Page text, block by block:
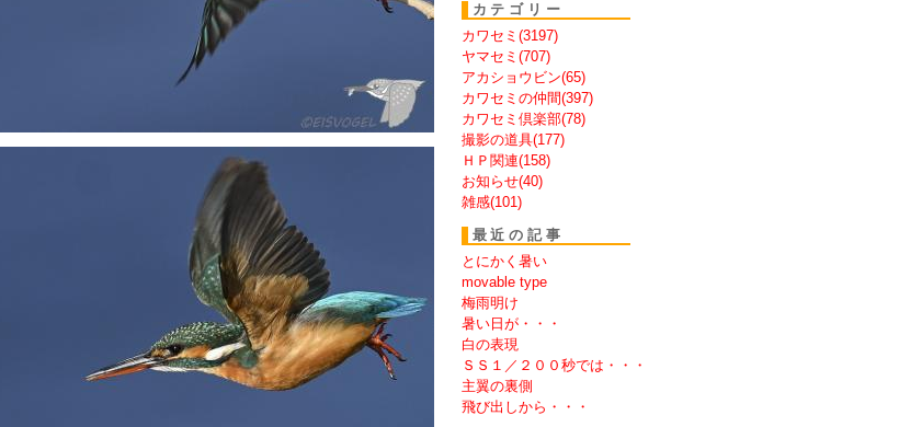
カテゴリー
カワセミ(3197)
ヤマセミ(707)
アカショウビン(65)
カワセミの仲間(397)
カワセミ倶楽部(78)
撮影の道具(177)
ＨＰ関連(158)
お知らせ(40)
雑感(101)
最近の記事
とにかく暑い
movable type
梅雨明け
暑い日が・・・
白の表現
ＳＳ１／２００秒では・・・
主翼の裏側
飛び出しから・・・